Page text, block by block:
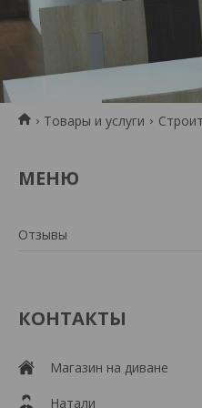
Товары и услуги
Отзывы
КОНТАКТЫ
Магазин на диване
Натали